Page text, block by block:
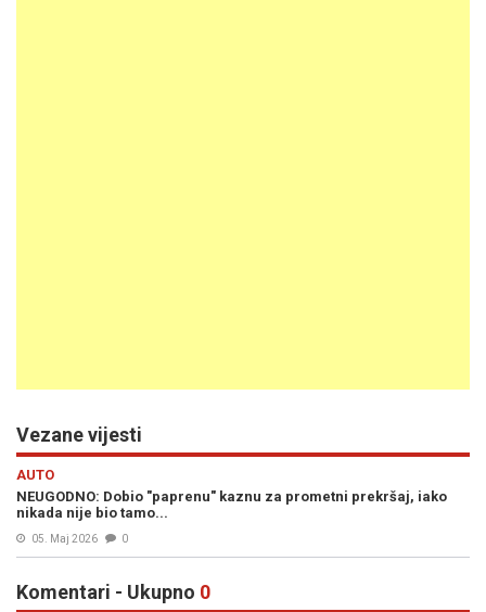
Vezane vijesti
AUTO
NEUGODNO: Dobio "paprenu" kaznu za prometni prekršaj, iako
nikada nije bio tamo...
05. Maj 2026 0
Komentari - Ukupno 0